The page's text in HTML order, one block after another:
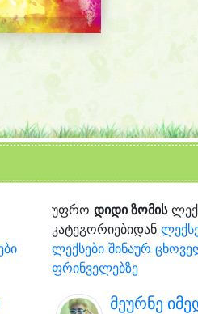
უფროდიდი ზომის
კატეგორიებიდან
ლექსები შინაურ
ფრინველებზე
მეურნე